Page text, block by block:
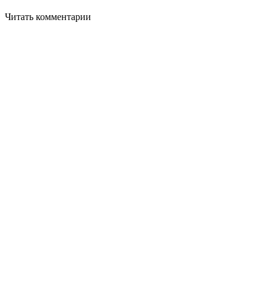
Читать комментарии